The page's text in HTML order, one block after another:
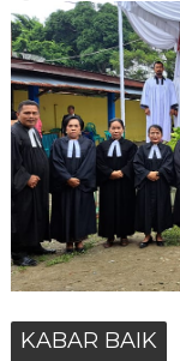
KABAR BAIK